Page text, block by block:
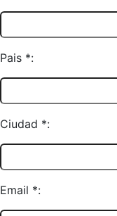
Pais *:
Ciudad *:
Email *: